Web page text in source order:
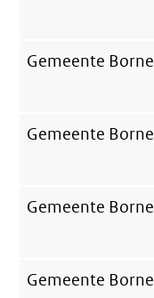
Gemeente Borne
Gemeente Borne
Gemeente Borne
Gemeente Borne